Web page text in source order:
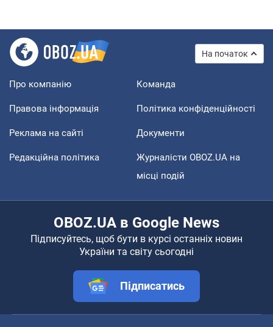
На початок
Про компанію Команда
Правова інформація Політика конфіденційності
Реклама на сайті Документи
Редакційна політика
Журналісти OBOZ.UA на
місці подій
OBOZ.UA в Google News
Підписуйтесь, щоб бути в курсі останніх новин
України та світу сьогодні
Підписатись